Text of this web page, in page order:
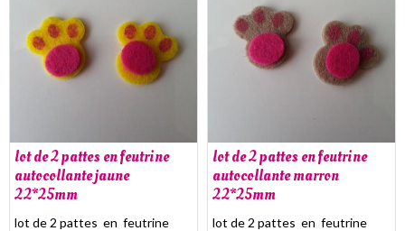
lot de 2 pattes en feutrine
autocollante jaune
22*25mm
lot de 2 pattes en feutrine
lot de 2 pattes en feutrine
autocollante marron
22*25mm
lot de 2 pattes en feutrine